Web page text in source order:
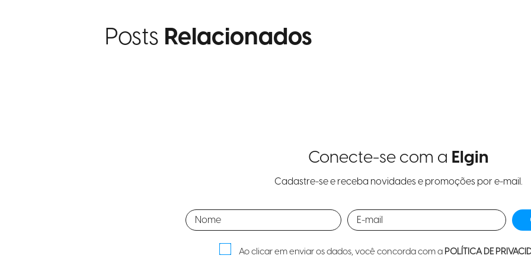
Posts Relacionados
Conecte-se com a Elgin
Cadastre-se e receba novidades e promoções por e-mail.
Ao clicar em enviar os dados, você concorda com aPOLÍTICA DE